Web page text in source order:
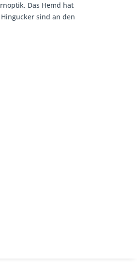
Das Hemd hat
sind an den